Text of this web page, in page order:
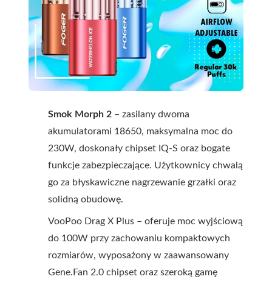
Smok Morph 2 – zasilany dwoma
akumulatorami 18650, maksymalna moc do
230W, doskonały chipset IQ-S oraz bogate
funkcje zabezpieczające. Użytkownicy chwalą
go za błyskawiczne nagrzewanie grzałki oraz
solidną obudowę.
VooPoo Drag X Plus – oferuje moc wyjściową
do 100W przy zachowaniu kompaktowych
rozmiarów, wyposażony w zaawansowany
Gene.Fan 2.0 chipset oraz szeroką gamę